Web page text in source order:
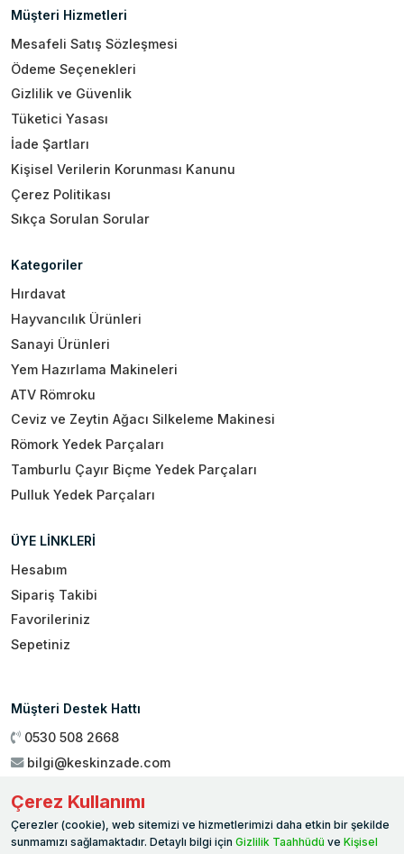
Müşteri Hizmetleri
Mesafeli Satış Sözleşmesi
Ödeme Seçenekleri
Gizlilik ve Güvenlik
Tüketici Yasası
İade Şartları
Kişisel Verilerin Korunması Kanunu
Çerez Politikası
Sıkça Sorulan Sorular
Kategoriler
Hırdavat
Hayvancılık Ürünleri
Sanayi Ürünleri
Yem Hazırlama Makineleri
ATV Römroku
Ceviz ve Zeytin Ağacı Silkeleme Makinesi
Römork Yedek Parçaları
Tamburlu Çayır Biçme Yedek Parçaları
Pulluk Yedek Parçaları
ÜYE LİNKLERİ
Hesabım
Sipariş Takibi
Favorileriniz
Sepetiniz
Müşteri Destek Hattı
0530 508 2668
bilgi@keskinzade.com
Genel Merkez: Yükseliş Mah. 1461. Sokak No:2/1 19 Mayıs
Ballıca / SAMSUN
Çerez Kullanımı
Çerezler (cookie), web sitemizi ve hizmetlerimizi daha etkin bir şekilde
sunmamızı sağlamaktadır. Detaylı bilgi için Gizlilik Taahhüdü ve Kişisel